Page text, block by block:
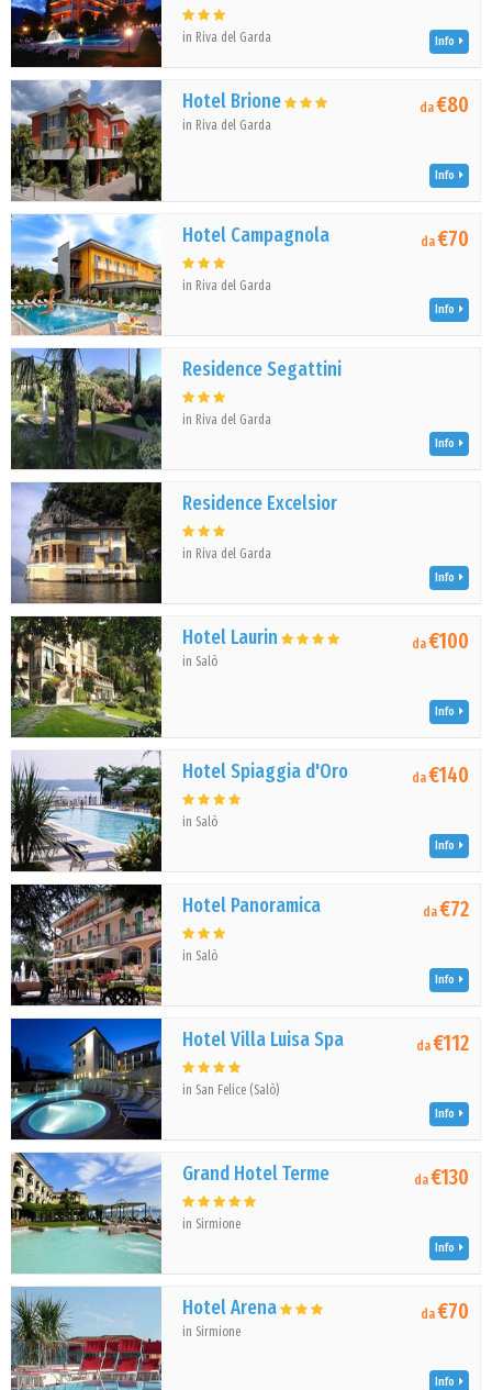
in Riva del Garda Info
Hotel Brione
in Riva del Garda
da€80
Info
Hotel Campagnola
in Riva del Garda
da€70
Info
Residence Segattini
in Riva del Garda
Info
Residence Excelsior
in Riva del Garda
Info
Hotel Laurin
in Salò
da€100
Info
Hotel Spiaggia d'Oro
in Salò
da€140
Info
Hotel Panoramica
in Salò
da€72
Info
Hotel Villa Luisa Spa
in San Felice (Salò)
da€112
Info
Grand Hotel Terme
in Sirmione
da€130
Info
Hotel Arena
in Sirmione
da€70
Info